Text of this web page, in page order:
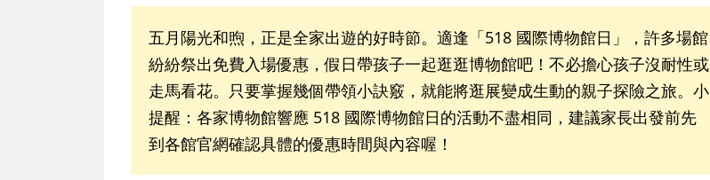
五月陽光和煦，正是全家出遊的好時節。適逢「518 國際博物館日」，許多場館
紛紛祭出免費入場優惠，假日帶孩子一起逛逛博物館吧！不必擔心孩子沒耐性或
走馬看花。只要掌握幾個帶領小訣竅，就能將逛展變成生動的親子探險之旅。小
提醒：各家博物館響應 518 國際博物館日的活動不盡相同，建議家長出發前先
到各館官網確認具體的優惠時間與內容喔！